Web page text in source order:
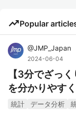
trending_upPopular
@JMP_Japan
2024-06-04
【3分でざっ
を分かりやす
統計 データ分析